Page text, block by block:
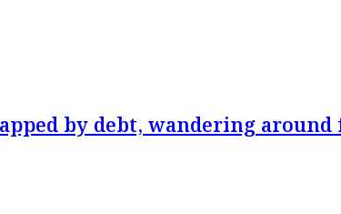
by debt, wandering